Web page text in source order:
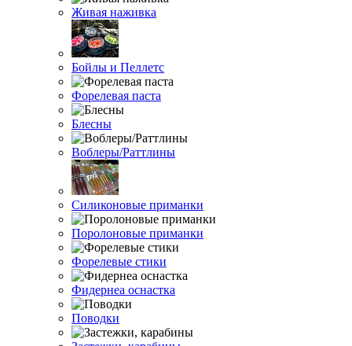
Живая наживка
Бойлы и Пеллетс
Форелевая паста
Блесны
Воблеры/Раттлины
Силиконовые приманки
Поролоновые приманки
Форелевые стики
Фидернеа оснастка
Поводки